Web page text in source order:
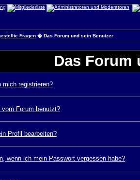
Fragen � Das Forum und sein Benutzer
Das Forum
mich registrieren?
vom Forum benutzt?
Profil bearbeiten?
wenn ich mein Passwort vergessen habe?